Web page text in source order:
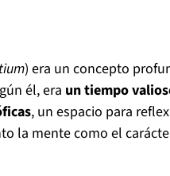
) era un concepto
él, era un tiempo
, un espacio para
la mente como el